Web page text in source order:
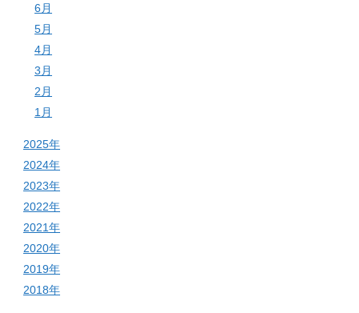
6月
5月
4月
3月
2月
1月
2025年
2024年
2023年
2022年
2021年
2020年
2019年
2018年